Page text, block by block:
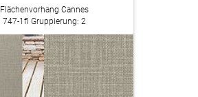
Flächenvorhang Cannes
747-1fl Gruppierung: 2